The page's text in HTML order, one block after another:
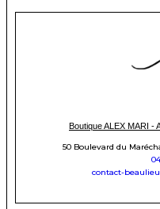
Boutique ALEX MARI -
50 Boulevard du
contact-